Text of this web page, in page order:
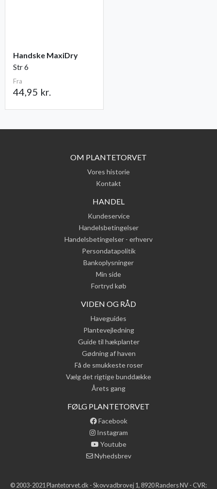
Handske MaxiDry
Str 6
Fra
44,95 kr.
OM PLANTETORVET
Vores historie
Kontakt
HANDEL
Kundeservice
Handelsbetingelser
Handelsbetingelser - erhverv
Persondatapolitik
Bankoplysninger
Min side
Fortryd køb
VIDEN OG RÅD
Haveguides
Plantevejledning
Guide til hækplanter
Gødning af haven
Få de smukkeste roser
Vælg det rigtige bunddække
Årets gang
FØLG PLANTETORVET
Facebook
Instagram
Youtube
Nyhedsbrev
© 2003-2021 Plantetorvet.dk - Skovvadbrovej 1, 8920 Randers NV - CVR: